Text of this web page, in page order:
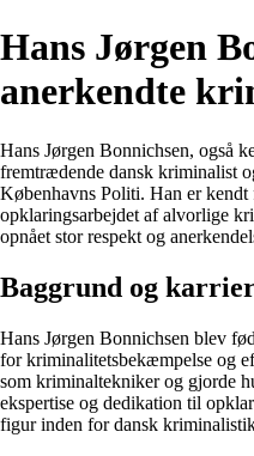
Hans Jørgen
anerkendte
Hans Jørgen Bonnichsen, også
fremtrædende dansk kriminalist
Københavns Politi. Han er kendt
opklaringsarbejdet af alvorlige
opnået stor respekt og
Baggrund og
Hans Jørgen Bonnichsen blev
for kriminalitetsbekæmpelse og
som kriminaltekniker og gjorde
ekspertise og dedikation til
figur inden for dansk